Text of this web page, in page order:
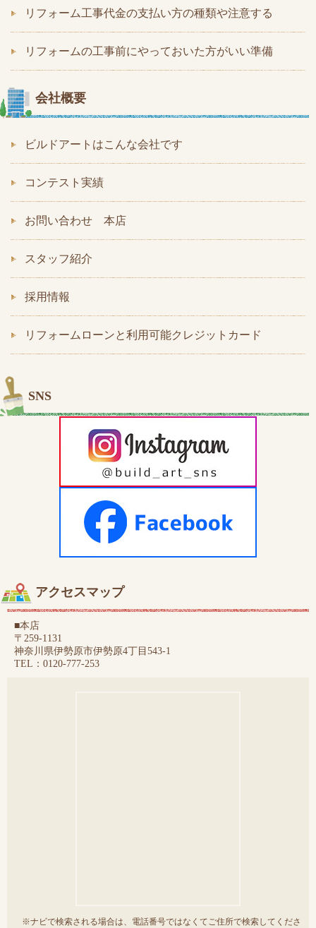
リフォーム工事代金の支払い方の種類や注意する
リフォームの工事前にやっておいた方がいい準備
会社概要
ビルドアートはこんな会社です
コンテスト実績
お問い合わせ 本店
スタッフ紹介
採用情報
リフォームローンと利用可能クレジットカード
SNS
アクセスマップ
■本店
〒259-1131
神奈川県伊勢原市伊勢原4丁目543-1
TEL：0120-777-253
※ナビで検索される場合は、電話番号ではなくてご住所で検索してくださ